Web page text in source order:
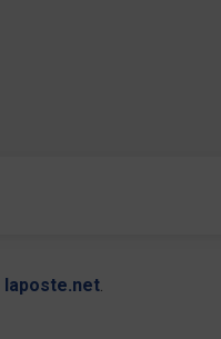
laposte.net.